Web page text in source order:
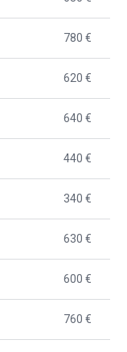
780 €
620 €
640 €
440 €
340 €
630 €
600 €
760 €